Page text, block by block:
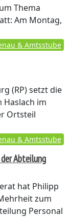
Thema
Am Montag,
& Amtsstube
(RP) setzt die
Haslach im
Ortsteil
& Amtsstube
Abteilung
hat Philipp
zum
Personal